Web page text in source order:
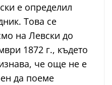
е определил
Това се
на Левски до
1872 г., където
че още не е
да поеме